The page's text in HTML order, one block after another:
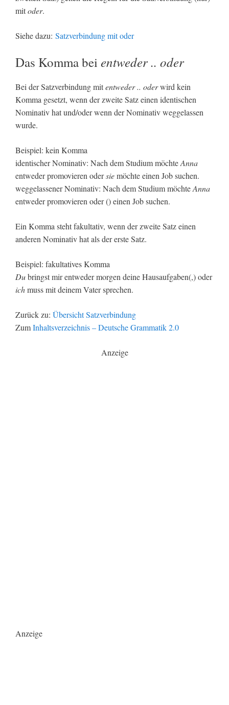
mitoder.
Siehe dazu: Satzverbindung mit oder
Das Komma bei entweder .. oder
Bei der Satzverbindung mitentweder .. oderwird kein
Komma gesetzt, wenn der zweite Satz einen identischen
Nominativ hat und/oder wenn der Nominativ weggelassen
wurde.
Beispiel: kein Komma
identischer Nominativ: Nach dem Studium möchteAnna
entweder promovieren odersiemöchte einen Job suchen.
weggelassener Nominativ: Nach dem Studium möchteAnna
entweder promovieren oder () einen Job suchen.
Ein Komma steht fakultativ, wenn der zweite Satz einen
anderen Nominativ hat als der erste Satz.
Beispiel: fakultatives Komma
Dubringst mir entweder morgen deine Hausaufgaben(,) oder
ichmuss mit deinem Vater sprechen.
Zurück zu: Übersicht Satzverbindung
ZumInhaltsverzeichnis – Deutsche Grammatik 2.0
Anzeige
Anzeige